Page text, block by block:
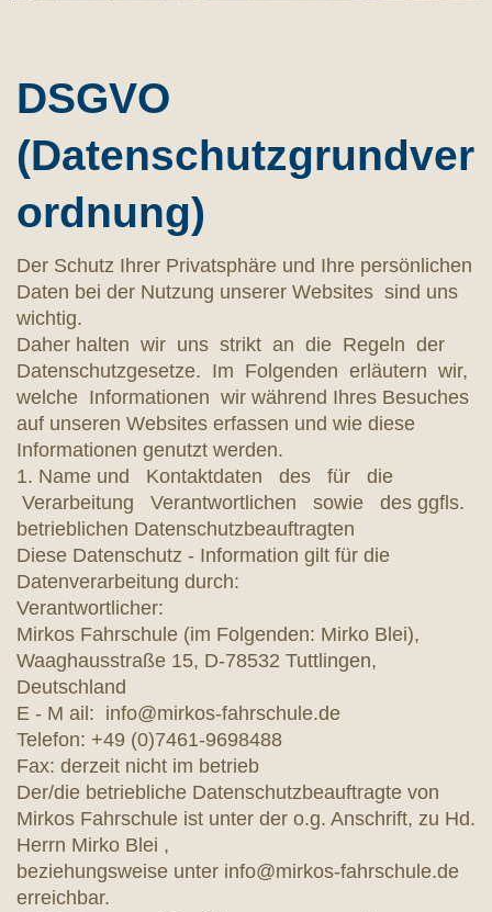
DSGVO
(Datenschutzgrundver
ordnung)
Der Schutz Ihrer Privatsphäre und Ihre persönlichen
Daten bei der Nutzung unserer Websites sind uns
wichtig.
Daher halten wir uns strikt an die Regeln der
Datenschutzgesetze. Im Folgenden erläutern wir,
welche Informationen wir während Ihres Besuches
auf unseren Websites erfassen und wie diese
Informationen genutzt werden.
1. Name und Kontaktdaten des für die
Verarbeitung Verantwortlichen sowie des ggfls.
betrieblichen Datenschutzbeauftragten
Diese Datenschutz - Information gilt für die
Datenverarbeitung durch:
Verantwortlicher:
Mirkos Fahrschule (im Folgenden: Mirko Blei),
Waaghausstraße 15, D-78532 Tuttlingen,
Deutschland
E - M ail: info@mirkos-fahrschule.de
Telefon: +49 (0)7461-9698488
Fax: derzeit nicht im betrieb
Der/die betriebliche Datenschutzbeauftragte von
Mirkos Fahrschule ist unter der o.g. Anschrift, zu Hd.
Herrn Mirko Blei ,
beziehungsweise unter info@mirkos-fahrschule.de
erreichbar.